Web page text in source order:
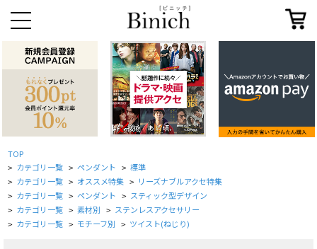
TOP
> カテゴリ一覧 > ペンダント > 標準
> カテゴリ一覧 > オススメ特集 > リーズナブルアクセ特集
> カテゴリ一覧 > ペンダント > スティック型デザイン
> カテゴリ一覧 > 素材別 > ステンレスアクセサリー
> カテゴリ一覧 > モチーフ別 > ツイスト(ねじり)